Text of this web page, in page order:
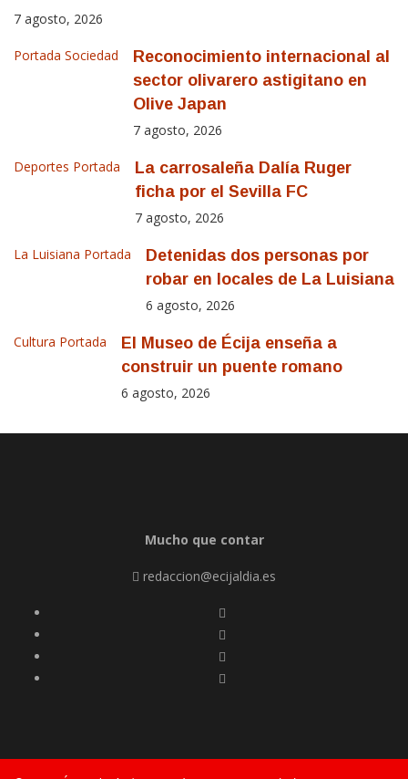
7 agosto, 2026
Portada Sociedad
Reconocimiento internacional al
sector olivarero astigitano en
Olive Japan
7 agosto, 2026
Deportes Portada
La carrosaleña Dalía Ruger
ficha por el Sevilla FC
7 agosto, 2026
La Luisiana Portada
Detenidas dos personas por
robar en locales de La Luisiana
6 agosto, 2026
Cultura Portada
El Museo de Écija enseña a
construir un puente romano
6 agosto, 2026
Mucho que contar
redaccion@ecijaldia.es